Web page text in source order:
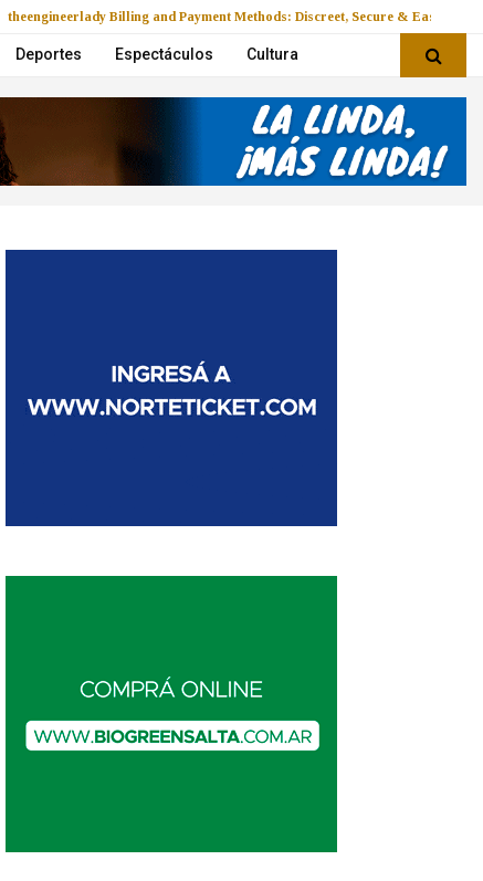
theengineerlady Billing and Payment Methods: Discreet, Secure & Easy
Deportes Espectáculos Cultura